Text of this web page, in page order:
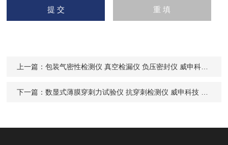
上一篇：包装气密性检测仪 真空检漏仪 负压密封仪 威申科技WST-02
下一篇：数显式薄膜穿刺力试验仪 抗穿刺检测仪 威申科技 WNT-03